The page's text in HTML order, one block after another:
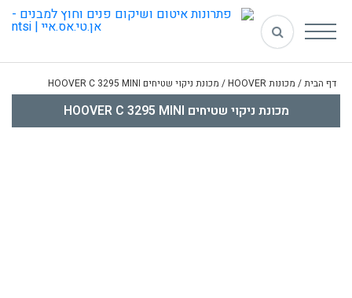
דף הבית/ מכונות HOOVER / מכונת ניקוי שטיחים HOOVER C 3295 MINI
מכונת ניקוי שטיחים HOOVER C 3295 MINI